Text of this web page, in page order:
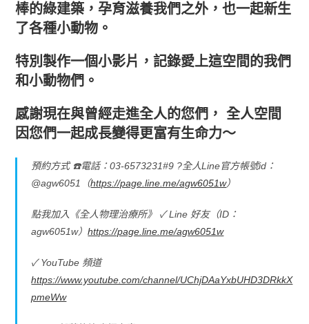
棒的綠建築，孕育滋養我們之外，也一起新生
了各種小動物。
特別製作一個小影片，記錄愛上這空間的我們
和小動物們。
感謝現在與曾經走進全人的您們， 全人空間
因您們一起成長變得更富有生命力～
預約方式 ☎️電話：03-6573231#9 ?全人Line官方帳號id：
@agw6051（https://page.line.me/agw6051w）
點我加入《全人物理治療所》 ✓ Line 好友（ID：
agw6051w）https://page.line.me/agw6051w
✓ YouTube 頻道
https://www.youtube.com/channel/UChjDAaYxbUHD3DRkkX
pmeWw